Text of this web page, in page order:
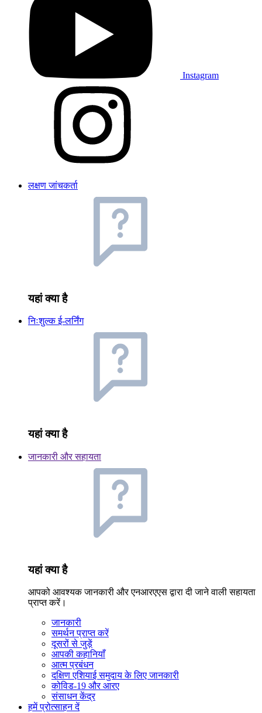
Instagram
लक्षण जांचकर्ता
यहां क्या है
निःशुल्क ई-लर्निंग
यहां क्या है
जानकारी और सहायता
यहां क्या है
आपको आवश्यक जानकारी और एनआरएएस द्वारा दी जाने वाली सहायता
प्राप्त करें।
जानकारी
समर्थन प्राप्त करें
दूसरों से जुड़ें
आपकी कहानियाँ
आत्म प्रबंधन
दक्षिण एशियाई समुदाय के लिए जानकारी
कोविड-19 और आरए
संसाधन केंद्र
हमें प्रोत्साहन दें